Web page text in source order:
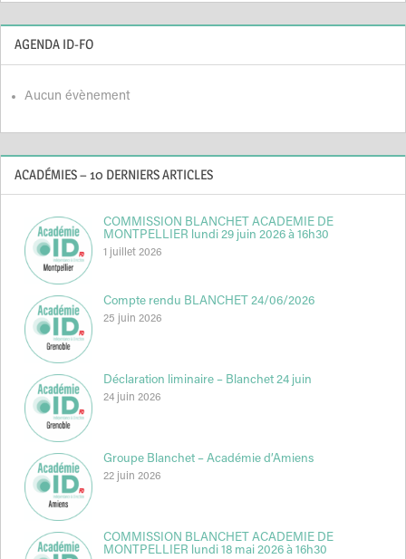
AGENDA ID-FO
Aucun évènement
ACADÉMIES – 10 DERNIERS ARTICLES
COMMISSION BLANCHET ACADEMIE DE
MONTPELLIER lundi 29 juin 2026 à 16h30
1 juillet 2026
Compte rendu BLANCHET 24/06/2026
25 juin 2026
Déclaration liminaire – Blanchet 24 juin
24 juin 2026
Groupe Blanchet – Académie d’Amiens
22 juin 2026
COMMISSION BLANCHET ACADEMIE DE
MONTPELLIER lundi 18 mai 2026 à 16h30